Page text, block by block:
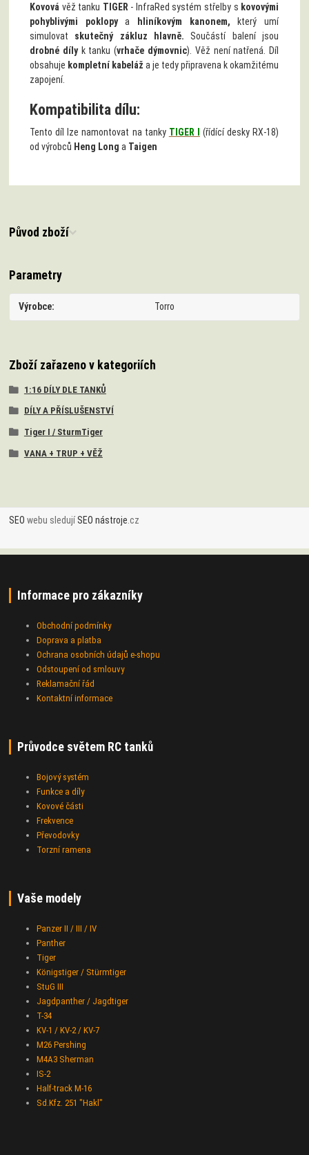
Kovová věž tanku TIGER - InfraRed systém střelby s kovovými
pohyblivými poklopya hliníkovým kanonem, který umí
simulovat skutečný zákluz hlavně. Součástí balení jsou
drobné dílyk tanku (vrhače dýmovnic). Věž není natřená. Díl
obsahuje kompletní kabeláž a je tedy připravena k okamžitému
zapojení.
Kompatibilita dílu:
Tento díl lze namontovat na tanky TIGER I
(řídící desky RX-18)
od výrobců Heng Long a Taigen
Původ zboží
Parametry
Výrobce Torro
Zboží zařazeno v kategoriích
1:16 DÍLY DLE TANKŮ
DÍLY A PŘÍSLUŠENSTVÍ
Tiger I / SturmTiger
VANA + TRUP + VĚŽ
SEO webu sledujíSEO nástroje.cz
Informace pro zákazníky
Obchodní podmínky
Doprava a platba
Ochrana osobních údajů e-shopu
Odstoupení od smlouvy
Reklamační řád
Kontaktní informace
Průvodce světem RC tanků
Bojový systém
Funkce a díly
Kovové části
Frekvence
Převodovky
Torzní ramena
Vaše modely
Panzer II / III / IV
Panther
Tiger
Königstiger / Stürmtiger
StuG III
Jagdpanther / Jagdtiger
T-34
KV-1 / KV-2 / KV-7
M26 Pershing
M4A3 Sherman
IS-2
Half-track M-16
Sd.Kfz. 251 "Hakl"